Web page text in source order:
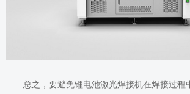
总之，要避免锂电池激光焊接机在焊接过程